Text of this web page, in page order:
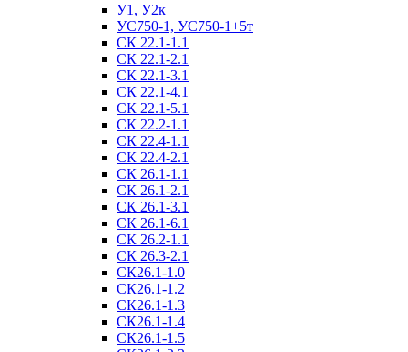
У1, У2к
УС750-1, УС750-1+5т
СК 22.1-1.1
СК 22.1-2.1
СК 22.1-3.1
СК 22.1-4.1
СК 22.1-5.1
СК 22.2-1.1
СК 22.4-1.1
СК 22.4-2.1
СК 26.1-1.1
СК 26.1-2.1
СК 26.1-3.1
СК 26.1-6.1
СК 26.2-1.1
СК 26.3-2.1
СК26.1-1.0
СК26.1-1.2
СК26.1-1.3
СК26.1-1.4
СК26.1-1.5